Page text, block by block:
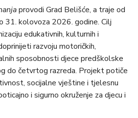
provodi Grad Belišće, a traje od
31. kolovoza 2026. godine. Cilj
edukativnih, kulturnih i
razvoju motoričkih,
sposobnosti djece predškolske
do četvrtog razreda. Projekt potiče
socijalne vještine i tjelesnu
i sigurno okruženje za djecu i